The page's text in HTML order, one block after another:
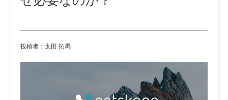
投稿者：太田 拓馬